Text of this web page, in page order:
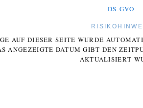
DS-GVO
AUF DIESER SEITE WURDE
ANGEZEIGTE DATUM GIBT DEN
AKTUALISIERT